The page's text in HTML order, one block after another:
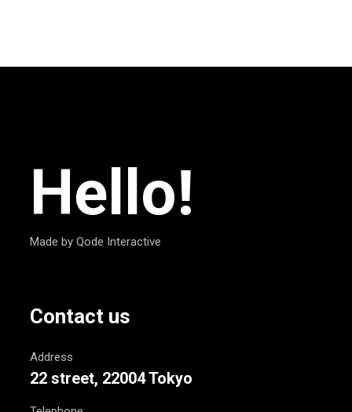
Hello!
Made by Qode Interactive
Contact us
Address
22 street, 22004 Tokyo